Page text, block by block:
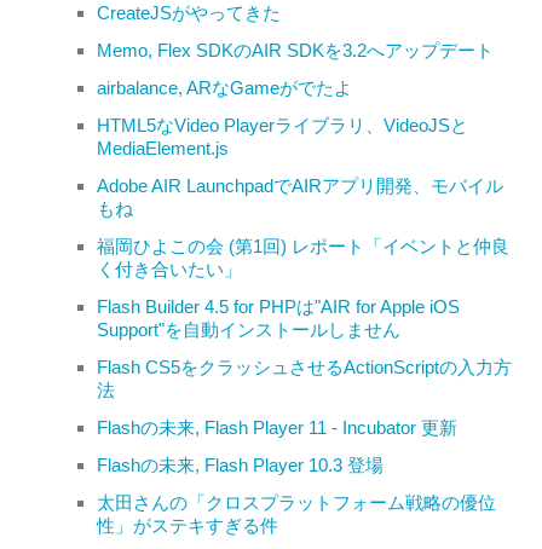
CreateJSがやってきた
Memo, Flex SDKのAIR SDKを3.2へアップデート
airbalance, ARなGameがでたよ
HTML5なVideo Playerライブラリ、VideoJSと
MediaElement.js
Adobe AIR LaunchpadでAIRアプリ開発、モバイル
もね
福岡ひよこの会 (第1回) レポート「イベントと仲良
く付き合いたい」
Flash Builder 4.5 for PHPは"AIR for Apple iOS
Support"を自動インストールしません
Flash CS5をクラッシュさせるActionScriptの入力方
法
Flashの未来, Flash Player 11 - Incubator 更新
Flashの未来, Flash Player 10.3 登場
太田さんの「クロスプラットフォーム戦略の優位
性」がステキすぎる件